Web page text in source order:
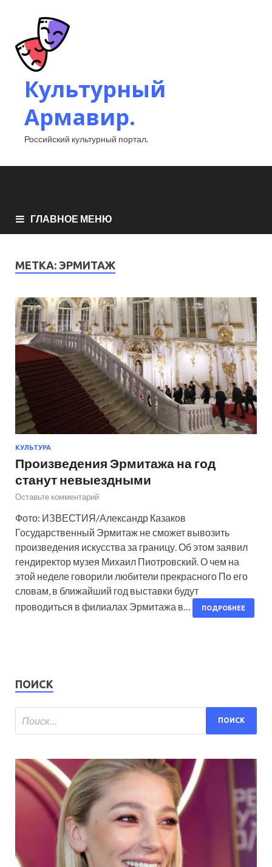
Культурный
Армавир.
Российский культурный портал.
ГЛАВНОЕ МЕНЮ
МЕТКА: ЭРМИТАЖ
КУЛЬТУРА
Произведения Эрмитажа на год
станут невыездными
Оставьте комментарий
Фото: ИЗВЕСТИЯ/Александр Казаков
Государственный Эрмитаж не сможет вывозить
произведения искусства за границу. Об этом заявил
гендиректор музея Михаил Пиотровский. О чем на
этой неделе говорили любители прекрасного По его
словам, в ближайший год выставки будут
проводиться в филиалах Эрмитажа в…
ПОДРОБНЕЕ
ПОИСК